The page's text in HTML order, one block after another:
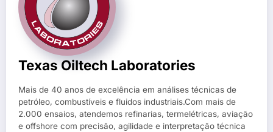
Texas Oiltech Laboratories
Mais de 40 anos de excelência em análises técnicas de
petróleo, combustíveis e fluidos industriais.Com mais de
2.000 ensaios, atendemos refinarias, termelétricas, aviação
e offshore com precisão, agilidade e interpretação técnica